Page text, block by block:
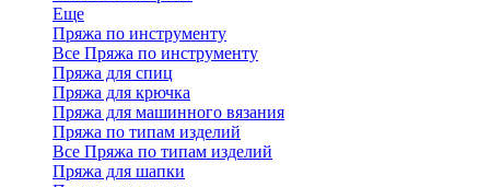
Еще
Пряжа по инструменту
Все Пряжа по инструменту
Пряжа для спиц
Пряжа для крючка
Пряжа для машинного вязания
Пряжа по типам изделий
Все Пряжа по типам изделий
Пряжа для шапки